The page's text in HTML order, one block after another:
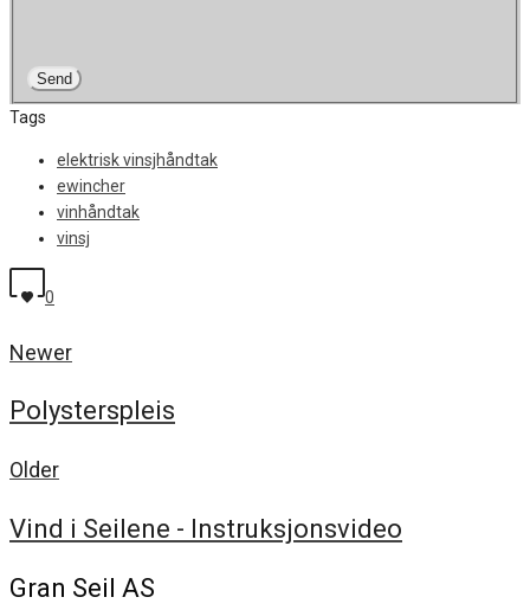
Send
Tags
elektrisk vinsjhåndtak
ewincher
vinhåndtak
vinsj
0
Newer
Polysterspleis
Older
Vind i Seilene - Instruksjonsvideo
Gran Seil AS